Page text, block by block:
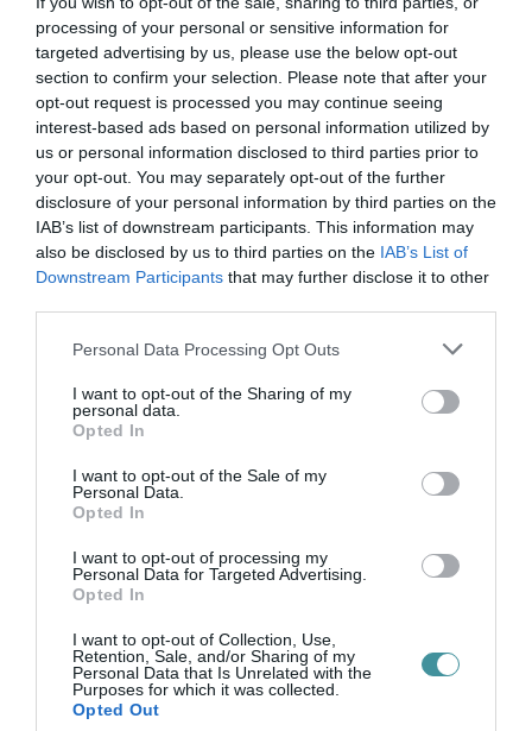
processing of your personal or sensitive information for
targeted advertising by us, please use the below opt-out
section to confirm your selection. Please note that after your
opt-out request is processed you may continue seeing
interest-based ads based on personal information utilized by
us or personal information disclosed to third parties prior to
your opt-out. You may separately opt-out of the further
disclosure of your personal information by third parties on the
IAB’s list of downstream participants. This information may
also be disclosed by us to third parties on the IAB’s List of
Downstream Participants that may further disclose it to other
Please note that this website/app uses one or more Google
not limited to your visit or usage behaviour. You may click to
grant or deny consent to Google and its third-party tags to
use your data for below specified purposes in below Google
consent section.
Personal Data Processing Opt Outs
I want to opt-out of the Sharing of my
personal data.
Opted In
I want to opt-out of the Sale of my
Personal Data.
Opted In
I want to opt-out of processing my
Personal Data for Targeted Advertising.
Opted In
I want to opt-out of Collection, Use,
Retention, Sale, and/or Sharing of my
Personal Data that Is Unrelated with the
Purposes for which it was collected.
Opted Out
Ha részt vettünk legalább öt alkalommal
valamilyen tb-támogatott vagy magán
meddőségkezelési programban, illetve
bizonyítani tudjuk, hogy egészségügyi okok
miatt nem tudunk ilyenen részt venni, akkor
nincsenek büntetőkamatok, csak sima
visszafizetési kötelezettség a támogatásra
és a hitelre a normális törlesztési menetben
(amennyiben örökbe fogadunk gyermeket,
természetesen beleszámít a vállalt
gyermekek számában, így a támogatást
nem kell visszafizetni).
Ha viszont úgy nem teljesítjük a vállalást,
örökbe sem fogadtunk, úgy a felvett csok
összegét vissza kell fizetni, a késedelmi
kamat mértéke ez esetben a
normál kamat ötszöröse.